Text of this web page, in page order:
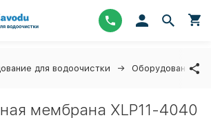
для водоочистки Оборудование
мембрана XLP11-4040